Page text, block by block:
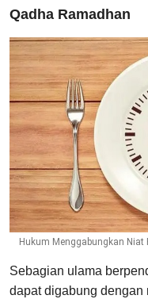
Qadha Ramadhan
Hukum Menggabungkan
Sebagian ulama
dapat digabung dengan